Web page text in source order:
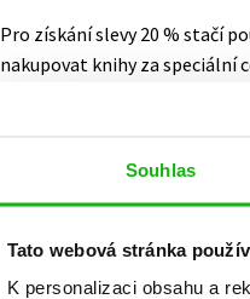
Souhlas
Tato webová stránka
K personalizaci obsahu a
Komiks
Pro získání slevy 20 % stačí
nakupovat knihy za speciální